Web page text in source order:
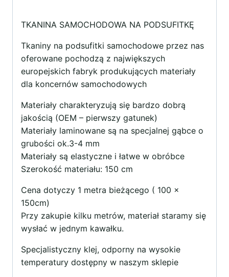
TKANINA SAMOCHODOWA NA PODSUFITKĘ
Tkaniny na podsufitki samochodowe przez nas
oferowane pochodzą z największych
europejskich fabryk produkujących materiały
dla koncernów samochodowych
Materiały charakteryzują się bardzo dobrą
jakością (OEM – pierwszy gatunek)
Materiały laminowane są na specjalnej gąbce o
grubości ok.3-4 mm
Materiały są elastyczne i łatwe w obróbce
Szerokość materiału: 150 cm
Cena dotyczy 1 metra bieżącego ( 100 x
150cm)
Przy zakupie kilku metrów, materiał staramy się
wysłać w jednym kawałku.
Specjalistyczny klej, odporny na wysokie
temperatury dostępny w naszym sklepie